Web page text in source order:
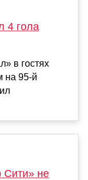
4 гола
в гостях
на 95-й
Сити» не